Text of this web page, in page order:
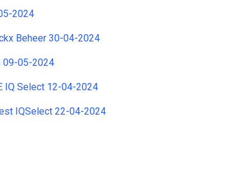
2024
Beheer 30-04-2024
09-05-2024
IQ Select 12-04-2024
IQSelect 22-04-2024